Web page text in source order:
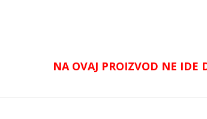
NA OVAJ PROIZVOD NE IDE